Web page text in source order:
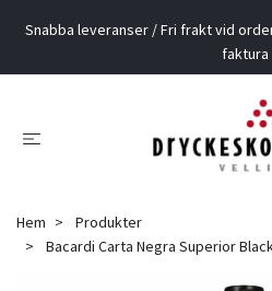
Snabba leveranser / Fri frakt vid
faktura
Hem
Produkter
Bacardi Carta Negra Superior